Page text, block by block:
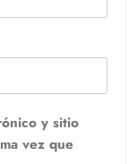
y sitio
vez que